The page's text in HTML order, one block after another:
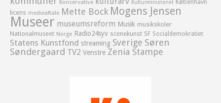
Konservative Kulturministeriet København
licens medieaftale Mette Bock Mogens Jensen
Museer museumsreform Musik musikskoler
Nationalmuseet Norge Radio24syv scenekunst SF Socialdemokratiet
Statens Kunstfond streaming Sverige Søren
Søndergaard TV2 Venstre Zenia Stampe